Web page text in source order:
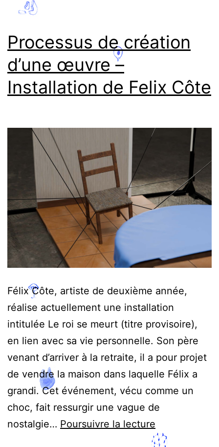
Processus de création
d’une œuvre –
Installation de Felix Côte
Félix Côte, artiste de deuxième année,
réalise actuellement une installation
intitulée Le roi se meurt (titre provisoire),
en lien avec sa vie personnelle. Son père
venant d’arriver à la retraite, il a pour projet
de vendre la maison dans laquelle Félix a
grandi. Cet événement, vécu comme un
choc, fait ressurgir une vague de
nostalgie… Poursuivre la lecture
de